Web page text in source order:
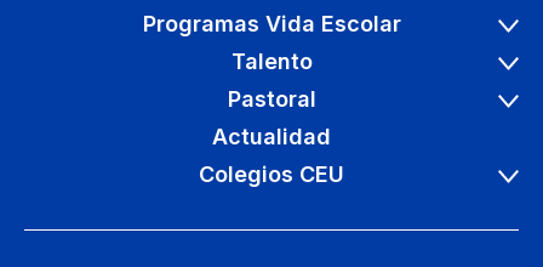
Programas Vida Escolar
Talento
Pastoral
Actualidad
Colegios CEU